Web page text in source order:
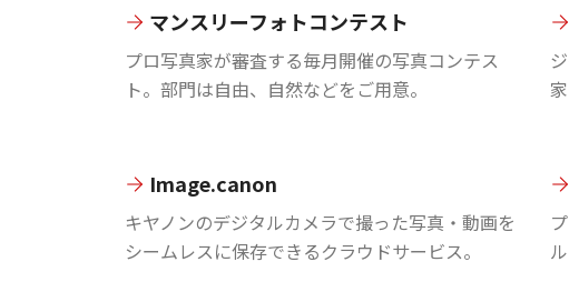
マンスリーフォトコンテスト
プロ写真家が審査する毎月開催の写真コンテス
ト。部門は自由、自然などをご用意。
Image.canon
キヤノンのデジタルカメラで撮った写真・動画を
シームレスに保存できるクラウドサービス。